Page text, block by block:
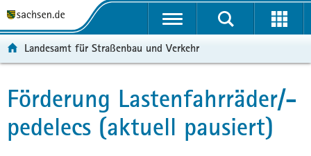
t
ü
e
t
n
v
p
n
a
t
-
e
Landesamt für Straßenbau und Verkehr
Hauptinhalt
Förderung Lastenfahrräder/-
pedelecs (aktuell pausiert)